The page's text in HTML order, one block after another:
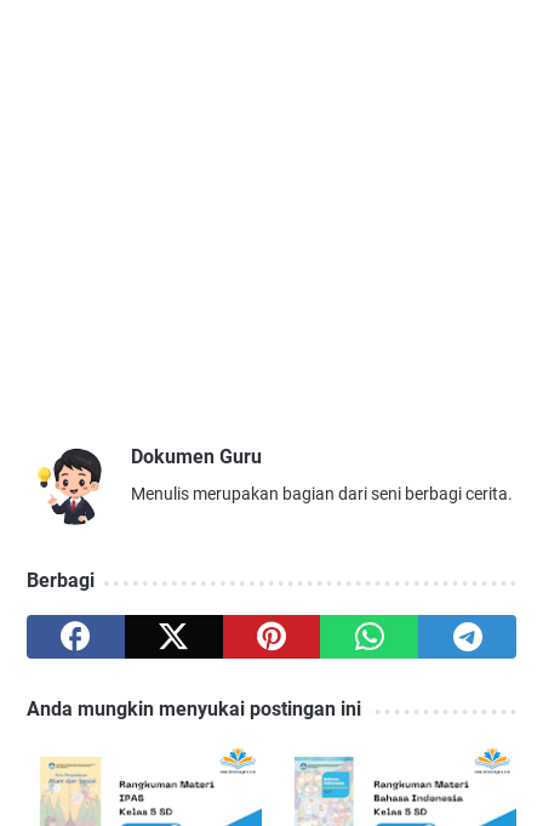
Dokumen Guru
Menulis merupakan bagian dari seni berbagi cerita.
Berbagi
Anda mungkin menyukai postingan ini